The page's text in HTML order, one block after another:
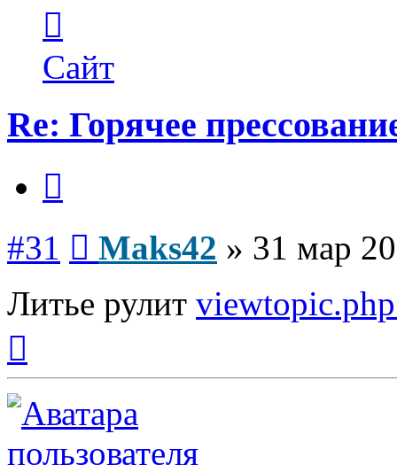
пользователя
Maks42
Сайт
Re: Горячее
#31 Maks42 » 31 мар
Литье рулит
началу